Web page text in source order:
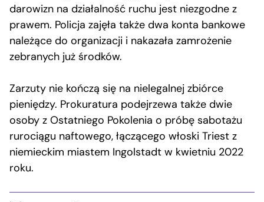
darowizn na działalność ruchu jest niezgodne z
prawem. Policja zajęła także dwa konta bankowe
należące do organizacji i nakazała zamrożenie
zebranych już środków.
Zarzuty nie kończą się na nielegalnej zbiórce
pieniędzy. Prokuratura podejrzewa także dwie
osoby z Ostatniego Pokolenia o próbę sabotażu
rurociągu naftowego, łączącego włoski Triest z
niemieckim miastem Ingolstadt w kwietniu 2022
roku.